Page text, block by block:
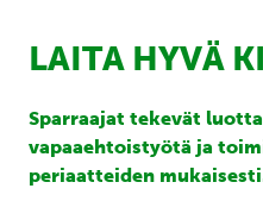
LAITA HYVÄ
Sparraajat tekevät
vapaaehtoistyötä ja
periaatteiden